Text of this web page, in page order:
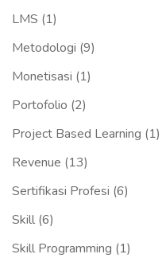
LMS (1)
Metodologi (9)
Monetisasi (1)
Portofolio (2)
Project Based Learning (1)
Revenue (13)
Sertifikasi Profesi (6)
Skill (6)
Skill Programming (1)